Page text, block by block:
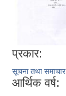
प्रकार:
सूचना तथा समाचार
आर्थिक वर्ष: